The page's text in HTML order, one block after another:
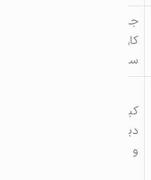
جاده کشت وصنعت
کارون جنب کاغذ
سازی کارون
دیمچه جنب کشت
و صنعت کارون